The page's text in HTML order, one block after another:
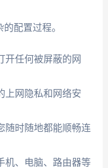
配置过程。
开任何被屏蔽的网
上网隐私和网络安
随时随地都能顺畅连
机、电脑、路由器等